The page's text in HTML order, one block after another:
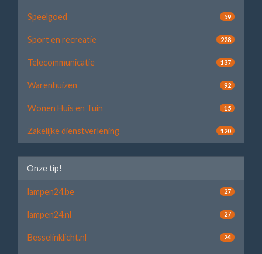
Speelgoed 59
Sport en recreatie 228
Telecommunicatie 137
Warenhuizen 92
Wonen Huis en Tuin 15
Zakelijke dienstverlening 120
Onze tip!
lampen24.be 27
lampen24.nl 27
Besselinklicht.nl 24